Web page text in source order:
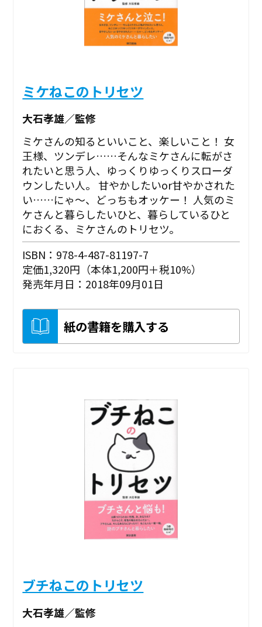
ミケねこのトリセツ
大石孝雄／監修
ミケさんの知るといいこと、楽しいこと！ 女
王様、ツンデレ……そんなミケさんに転がさ
れたいと思う人、ゆっくりゆっくりスローダ
ウンしたい人。 甘やかしたいor甘やかされた
い……にゃ～、どっちもオッケー！ 人気のミ
ケさんと暮らしたいひと、暮らしているひと
におくる、ミケさんのトリセツ。
ISBN：978-4-487-81197-7
定価1,320円（本体1,200円＋税10%）
発売年月日：2018年09月01日
紙の書籍を購入する
ブチねこのトリセツ
大石孝雄／監修